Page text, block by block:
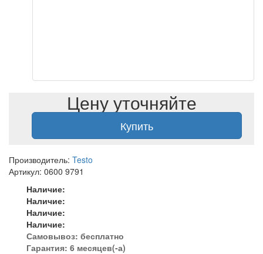
Цену уточняйте
Купить
Производитель: Testo
Артикул: 0600 9791
Наличие:
Наличие:
Наличие:
Наличие:
Самовывоз: бесплатно
Гарантия: 6 месяцев(-а)